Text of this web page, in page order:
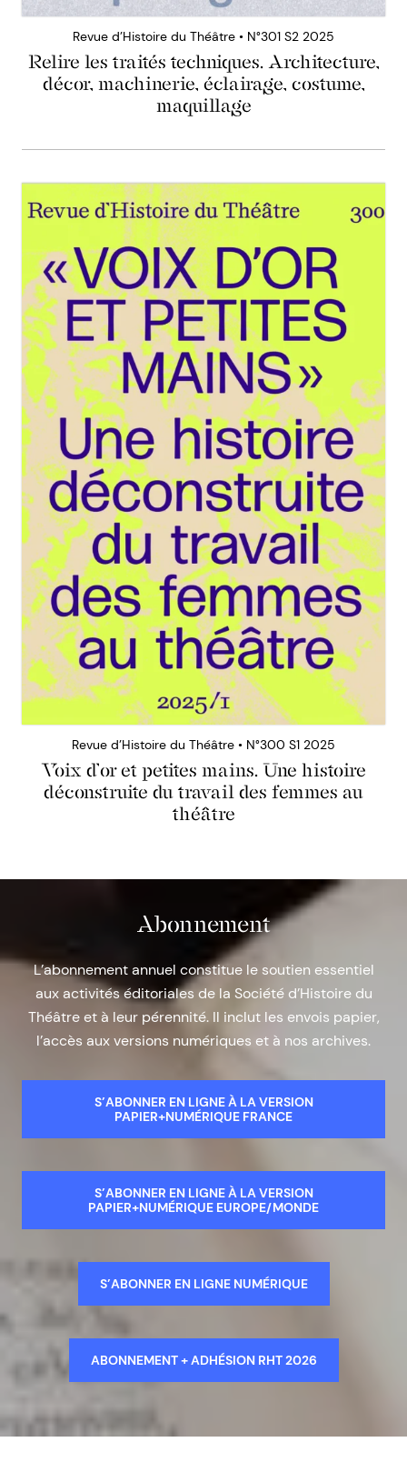
Revue d’Histoire du Théâtre • N°301 S2 2025
Relire les traités techniques. Architecture,
décor, machinerie, éclairage, costume,
maquillage
Revue d’Histoire du Théâtre • N°300 S1 2025
Voix d’or et petites mains. Une histoire
déconstruite du travail des femmes au
théâtre
Abonnement
L’abonnement annuel constitue le soutien essentiel
aux activités éditoriales de la Société d’Histoire du
Théâtre et à leur pérennité. Il inclut les envois papier,
l’accès aux versions numériques et à nos archives.
S’ABONNER EN LIGNE À LA VERSION
PAPIER+NUMÉRIQUE FRANCE
S’ABONNER EN LIGNE À LA VERSION
PAPIER+NUMÉRIQUE EUROPE/MONDE
S’ABONNER EN LIGNE NUMÉRIQUE
ABONNEMENT + ADHÉSION RHT 2026